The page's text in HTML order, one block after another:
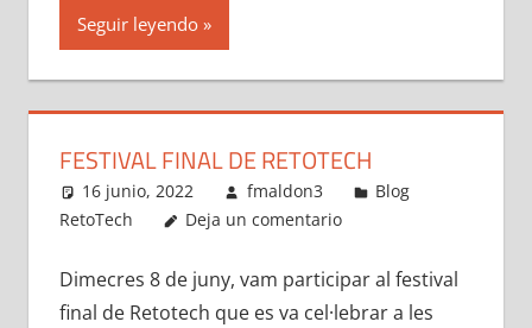
Seguir leyendo
FESTIVAL FINAL DE RETOTECH
16 junio, 2022 fmaldon3
Blog
RetoTech
Deja un comentario
Dimecres 8 de juny, vam participar al festival
final de Retotech que es va cel·lebrar a les